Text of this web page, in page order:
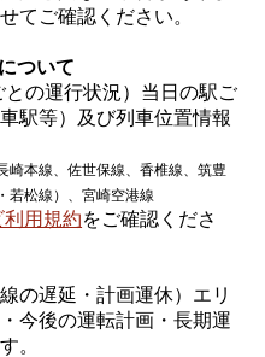
てご確認ください。
ついて
との運行状況）当日の駅ご
駅等）及び列車位置情報
本線、佐世保線、香椎線、筑豊
若松線）、宮崎空港線
用規約をご確認くださ
線の遅延・計画運休）エリ
今後の運転計画・長期運
。